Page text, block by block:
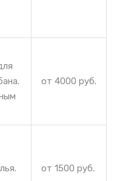
от 4000 руб.
от 1500 руб.